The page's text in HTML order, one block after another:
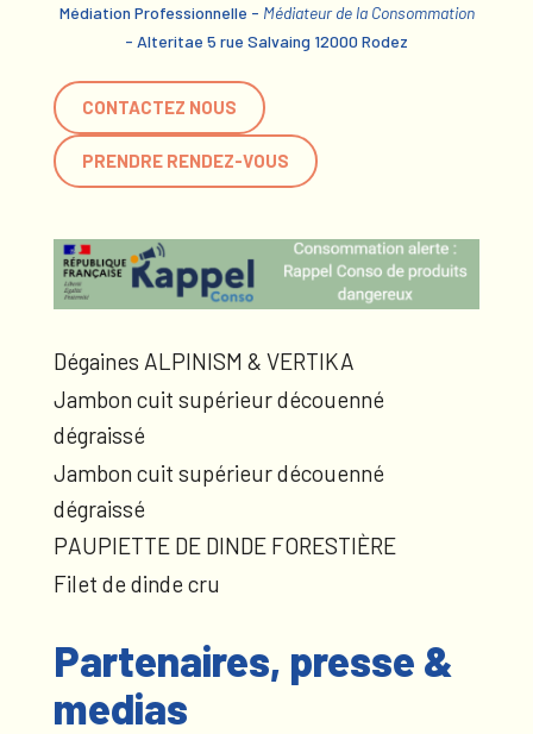
Médiation Professionnelle - Médiateur de la Consommation
- Alteritae 5 rue Salvaing 12000 Rodez
CONTACTEZ NOUS
PRENDRE RENDEZ-VOUS
Dégaines ALPINISM & VERTIKA
Jambon cuit supérieur découenné
dégraissé
Jambon cuit supérieur découenné
dégraissé
PAUPIETTE DE DINDE FORESTIÈRE
Filet de dinde cru
Partenaires, presse &
medias